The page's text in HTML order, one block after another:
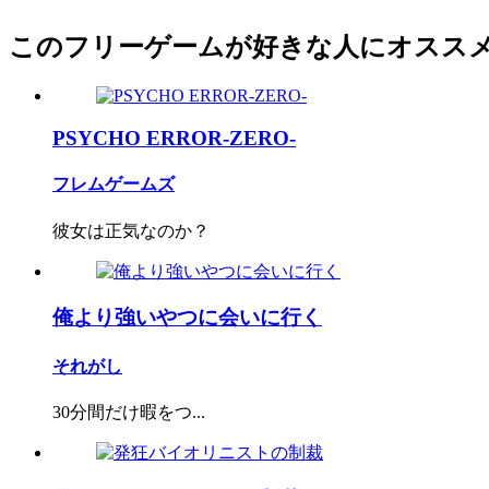
このフリーゲームが好きな人にオスス
PSYCHO ERROR-ZERO-
フレムゲームズ
彼女は正気なのか？
俺より強いやつに会いに行く
それがし
30分間だけ暇をつ...